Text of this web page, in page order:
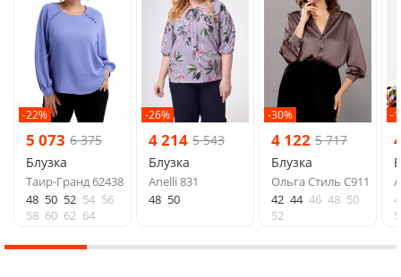
-22%
5 073 6 375
Блузка
Таир-Гранд 62438
48 50 52 54 56
58 60 62 64
-26%
4 214 5 543
Блузка
Anelli 831
48 50
-30%
4 122 5 717
Блузка
Ольга Стиль С911
42 44 46 48 50
52
-